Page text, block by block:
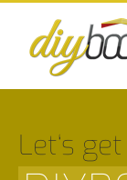
Let‘s